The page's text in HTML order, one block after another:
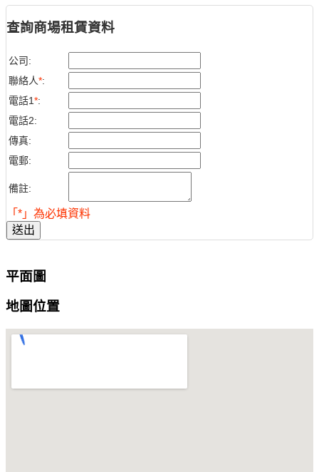
查詢商場租賃資料
公司:
聯絡人*:
電話1*:
電話2:
傳真:
電郵:
備註:
「*」為必填資料
送出
平面圖
地圖位置